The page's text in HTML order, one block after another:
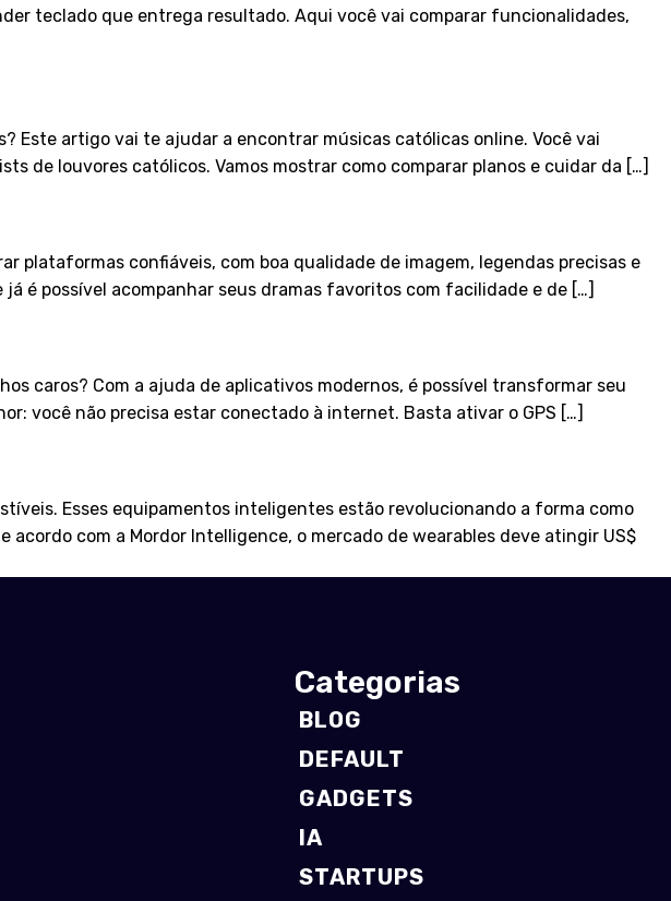
teclado que entrega resultado. Aqui você vai comparar funcionalidades,
Este artigo vai te ajudar a encontrar músicas católicas online. Você vai
de louvores católicos. Vamos mostrar como comparar planos e cuidar da […]
plataformas confiáveis, com boa qualidade de imagem, legendas precisas e
é possível acompanhar seus dramas favoritos com facilidade e de […]
caros? Com a ajuda de aplicativos modernos, é possível transformar seu
você não precisa estar conectado à internet. Basta ativar o GPS […]
Esses equipamentos inteligentes estão revolucionando a forma como
com a Mordor Intelligence, o mercado de wearables deve atingir US$
Categorias
BLOG
DEFAULT
GADGETS
IA
STARTUPS